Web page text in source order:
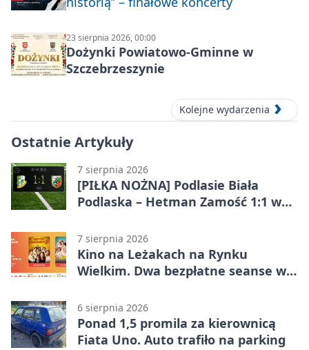
23 sierpnia 2026, 00:00
Dożynki Powiatowo-Gminne w
Szczebrzeszynie
Kolejne wydarzenia
Ostatnie Artykuły
7 sierpnia 2026
[PIŁKA NOŻNA] Podlasie Biała
Podlaska – Hetman Zamość 1:1 w
podział punktów po bezbramkowej
pierwszej połowie
7 sierpnia 2026
Kino na Leżakach na Rynku
Wielkim. Dwa bezpłatne seanse w
6 sierpnia 2026
Ponad 1,5 promila za kierownicą
Fiata Uno. Auto trafiło na parking